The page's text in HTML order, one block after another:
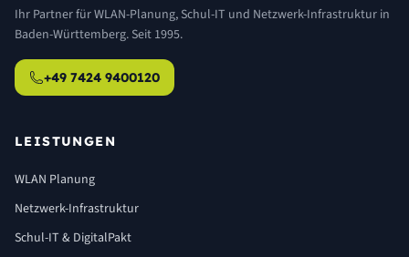
Ihr Partner für WLAN-Planung, Schul-IT und Netzwerk-Infrastruktur in
Baden-Württemberg. Seit 1995.
+49 7424 9400120
LEISTUNGEN
WLAN Planung
Netzwerk-Infrastruktur
Schul-IT & DigitalPakt